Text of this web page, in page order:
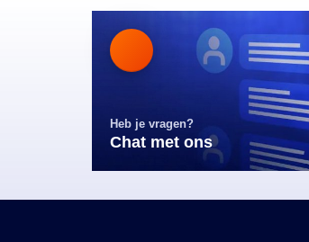
Heb je vragen?
Chat met ons